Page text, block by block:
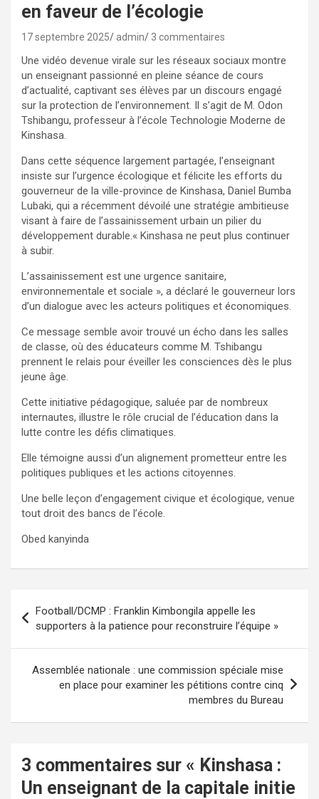
en faveur de l’écologie
17 septembre 2025 admin 3 commentaires
Une vidéo devenue virale sur les réseaux sociaux montre
un enseignant passionné en pleine séance de cours
d’actualité, captivant ses élèves par un discours engagé
sur la protection de l’environnement. Il s’agit de M. Odon
Tshibangu, professeur à l’école Technologie Moderne de
Kinshasa.
Dans cette séquence largement partagée, l’enseignant
insiste sur l’urgence écologique et félicite les efforts du
gouverneur de la ville-province de Kinshasa, Daniel Bumba
Lubaki, qui a récemment dévoilé une stratégie ambitieuse
visant à faire de l’assainissement urbain un pilier du
développement durable.« Kinshasa ne peut plus continuer
à subir.
L’assainissement est une urgence sanitaire,
environnementale et sociale », a déclaré le gouverneur lors
d’un dialogue avec les acteurs politiques et économiques.
Ce message semble avoir trouvé un écho dans les salles
de classe, où des éducateurs comme M. Tshibangu
prennent le relais pour éveiller les consciences dès le plus
jeune âge.
Cette initiative pédagogique, saluée par de nombreux
internautes, illustre le rôle crucial de l’éducation dans la
lutte contre les défis climatiques.
Elle témoigne aussi d’un alignement prometteur entre les
politiques publiques et les actions citoyennes.
Une belle leçon d’engagement civique et écologique, venue
tout droit des bancs de l’école.
Obed kanyinda
de
l’article
Football/DCMP : Franklin Kimbongila appelle les
supporters à la patience pour reconstruire l’équipe »
Assemblée nationale : une commission spéciale mise
en place pour examiner les pétitions contre cinq
membres du Bureau
3 commentaires sur « Kinshasa :
Un enseignant de la capitale initie